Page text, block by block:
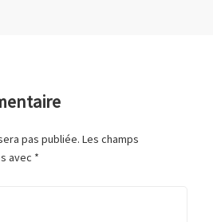
pas publiée. Les champs
avec *